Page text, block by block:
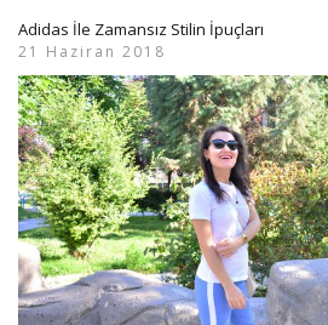
Adidas İle Zamansız Stilin İpuçları
21 Haziran 2018